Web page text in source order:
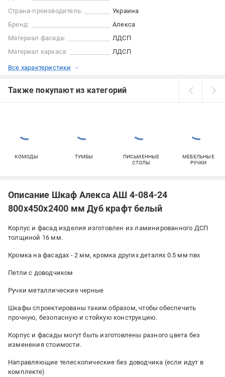
Страна-производитель:
Украина
Бренд:
Алекса
Материал фасада:
ЛДСП
Материал каркаса:
ЛДСП
Все характеристики
Также покупают из категорий
КОМОДЫ ТУМБЫ
ПИСЬМЕННЫЕ
СТОЛЫ
МЕБЕЛЬНЫЕ
РУЧКИ
Описание Шкаф Алекса АШ 4-084-24
800х450х2400 мм Дуб крафт белый
Корпус и фасад изделия изготовлен из ламинированного ДСП
толщиной 16 мм.
Кромка на фасадах - 2 мм, кромка других деталях 0.5 мм пвх
Петли с доводчиком
Ручки металлические черные
Шкафы спроектированы таким образом, чтобы обеспечить
прочную, безопасную и стойкую конструкцию.
Корпус и фасады могут быть изготовлены разного цвета без
изменения стоимости.
Направляющие телескопические без доводчика (если идут в
комплекте)